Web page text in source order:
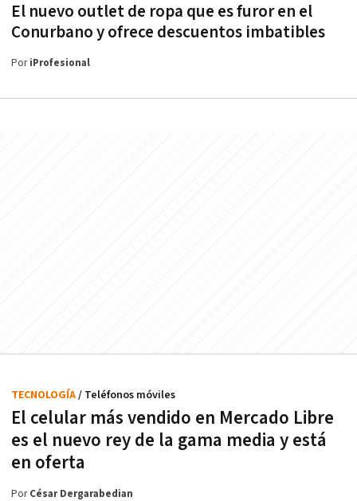
El nuevo outlet de ropa que es furor en el
Conurbano y ofrece descuentos imbatibles
PoriProfesional
El celular más vendido en Mercado Libre
es el nuevo rey de la gama media y está
en oferta
TECNOLOGÍA/ Teléfonos móviles
PorCésar Dergarabedian